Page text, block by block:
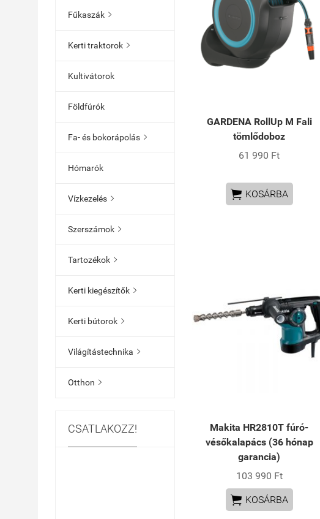
Fűkaszák 
Kerti traktorok 
Kultivátorok
Földfúrók
Fa- és bokorápolás 
Hómarók
Vízkezelés 
Szerszámok 
Tartozékok 
Kerti kiegészítők 
Kerti bútorok 
Világítástechnika 
Otthon 
CSATLAKOZZ!
GARDENA RollUp M Fali
tömlődoboz
61 990 Ft
 KOSÁRBA
Makita HR2810T fúró-
vésőkalapács (36 hónap
garancia)
103 990 Ft
 KOSÁRBA